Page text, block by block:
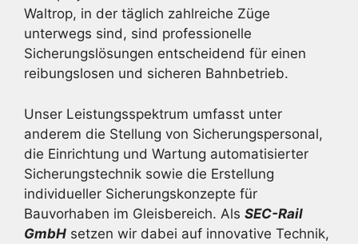
Waltrop, in der täglich zahlreiche Züge
unterwegs sind, sind professionelle
Sicherungslösungen entscheidend für einen
reibungslosen und sicheren Bahnbetrieb.
Unser Leistungsspektrum umfasst unter
anderem die Stellung von Sicherungspersonal,
die Einrichtung und Wartung automatisierter
Sicherungstechnik sowie die Erstellung
individueller Sicherungskonzepte für
Bauvorhaben im Gleisbereich. Als SEC-Rail
GmbH setzen wir dabei auf innovative Technik,